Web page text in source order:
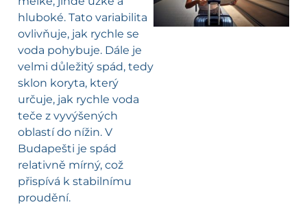
hluboké. Tato variabilita
ovlivňuje, jak rychle se
voda pohybuje. Dále je
velmi důležitý spád, tedy
sklon koryta, který
určuje, jak rychle voda
teče z vyvýšených
oblastí do nížin. V
Budapešti je spád
relativně mírný, což
přispívá k stabilnímu
proudění.